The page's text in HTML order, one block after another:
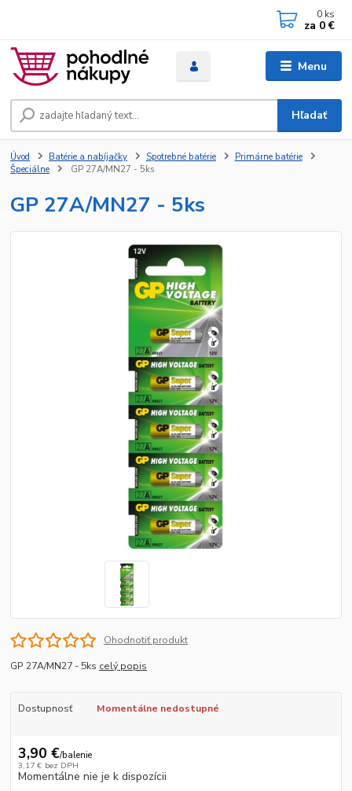
Menu
Hľadať
0 ks
za 0 €
Úvod Batérie a nabíjačky Spotrebné batérie
Primárne batérie
Špeciálne
GP 27A/MN27 - 5ks
GP 27A/MN27 - 5ks
Ohodnotiť produkt
GP 27A/MN27 - 5ks celý popis
Dostupnosť Momentálne nedostupné
3,90 €/balenie
3,17 € bez DPH
Momentálne nie je k dispozícii